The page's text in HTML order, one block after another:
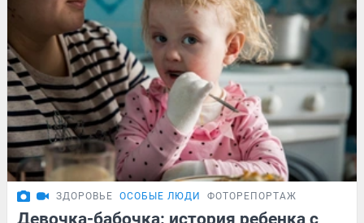
ЗДОРОВЬЕ ОСОБЫЕ ЛЮДИ ФОТОРЕПОРТАЖ
Девочка-бабочка: история ребенка с